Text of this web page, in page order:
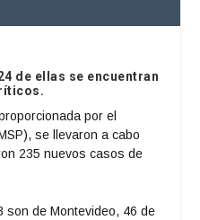
de ellas se encuentran
por el
se llevaron a cabo
235 nuevos casos de
son de Montevideo, 46 de